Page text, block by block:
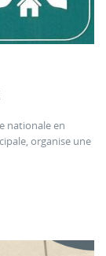
nationale en
organise une